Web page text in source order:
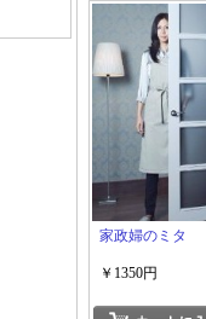
家政婦のミタ
￥1350円